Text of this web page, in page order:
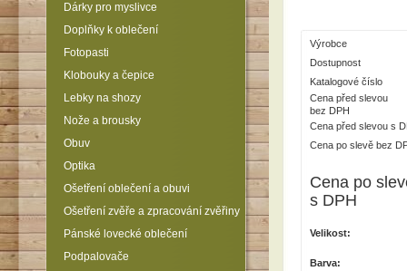
Výrobce
Dostupnost
Katalogové číslo
Cena před slevou
bez DPH
Cena před slevou s
Cena po slevě bez
Cena po
s DPH
Velikost:
Barva:
Dárky pro myslivce
Doplňky k oblečení
Fotopasti
Klobouky a čepice
Lebky na shozy
Nože a brousky
Obuv
Optika
Ošetření oblečení a obuvi
Ošetření zvěře a zpracování zvěřiny
Pánské lovecké oblečení
Podpalovače